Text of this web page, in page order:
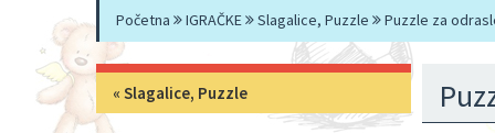
Početna IGRAČKE Slagalice, Puzzle Puzzle za
« Slagalice, Puzzle